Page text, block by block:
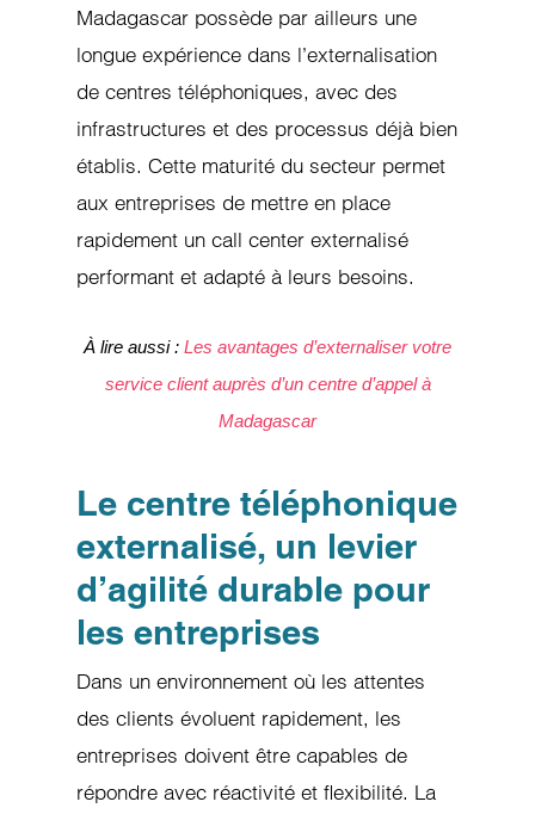
Madagascar possède par ailleurs une
longue expérience dans l’externalisation
de centres téléphoniques, avec des
infrastructures et des processus déjà bien
établis. Cette maturité du secteur permet
aux entreprises de mettre en place
rapidement un call center externalisé
performant et adapté à leurs besoins.
À lire aussi : Les avantages d’externaliser votre
service client auprès d’un centre d’appel à
Madagascar
Le centre téléphonique
externalisé, un levier
d’agilité durable pour
les entreprises
Dans un environnement où les attentes
des clients évoluent rapidement, les
entreprises doivent être capables de
répondre avec réactivité et flexibilité. La